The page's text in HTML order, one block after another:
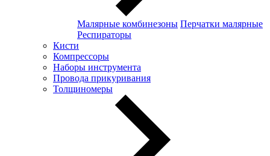
Малярные комбинезоны Перчатки малярные
Респираторы
Кисти
Компрессоры
Наборы инструмента
Провода прикуривания
Толщиномеры